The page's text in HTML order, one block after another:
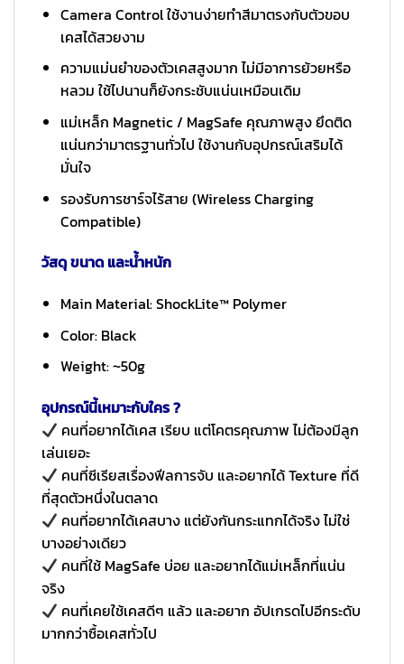
Camera Control ใช้งานง่ายทำสีมาตรงกับตัวขอบ
เคสได้สวยงาม
ความแม่นยำของตัวเคสสูงมาก ไม่มีอาการย้วยหรือ
หลวม ใช้ไปนานก็ยังกระชับแน่นเหมือนเดิม
แม่เหล็ก Magnetic / MagSafe คุณภาพสูง ยึดติด
แน่นกว่ามาตรฐานทั่วไป ใช้งานกับอุปกรณ์เสริมได้
มั่นใจ
รองรับการชาร์จไร้สาย (Wireless Charging
Compatible)
วัสดุ ขนาด และน้ำหนัก
Main Material: ShockLite™ Polymer
Color: Black
Weight: ~50g
อุปกรณ์นี้เหมาะกับใคร ?
คนที่อยากได้เคส เรียบ แต่โคตรคุณภาพ ไม่ต้องมีลูก
เล่นเยอะ
คนที่ซีเรียสเรื่องฟีลการจับ และอยากได้ Texture ที่ดี
ที่สุดตัวหนึ่งในตลาด
คนที่อยากได้เคสบาง แต่ยังกันกระแทกได้จริง ไม่ใช่
บางอย่างเดียว
คนที่ใช้ MagSafe บ่อย และอยากได้แม่เหล็กที่แน่น
จริง
คนที่เคยใช้เคสดีๆ แล้ว และอยาก อัปเกรดไปอีกระดับ
มากกว่าซื้อเคสทั่วไป